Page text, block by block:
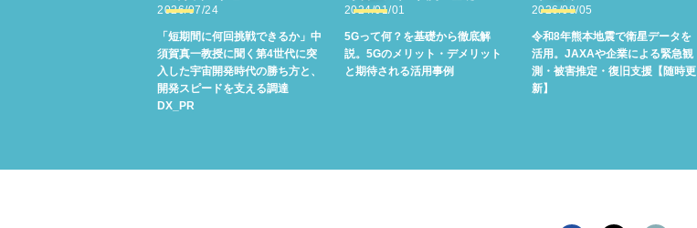
2026/07/24
「短期間に何回挑戦できるか」中
須賀真一教授に聞く第4世代に突
入した宇宙開発時代の勝ち方と、
開発スピードを支える調達
DX_PR
2024/01/01
5Gって何？を基礎から徹底解
説。5Gのメリット・デメリット
と期待される活用事例
2026/08/05
令和8年熊本地震で衛星データを
活用。JAXAや企業による緊急観
測・被害推定・復旧支援【随時更
新】